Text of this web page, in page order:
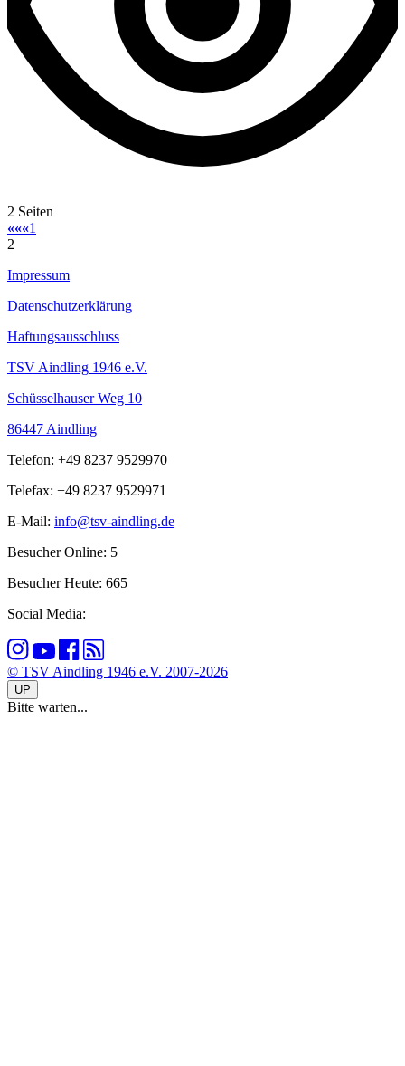
2 Seiten
«««1
2
Impressum
Datenschutzerklärung
Haftungsausschluss
TSV Aindling 1946 e.V.
Schüsselhauser Weg 10
86447 Aindling
Telefon: +49 8237 9529970
Telefax: +49 8237 9529971
E-Mail: info@tsv-aindling.de
Besucher Online: 5
Besucher Heute: 665
Social Media:
© TSV Aindling 1946 e.V. 2007-2026
UP
Bitte warten...